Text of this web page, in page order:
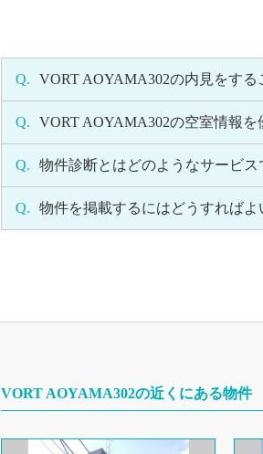
Q. VORT AOYAMA302の内見をする
Q. VORT AOYAMA302の空室情報
Q. 物件診断とはどのようなサービス
Q. 物件を掲載するにはどうすればよ
VORT AOYAMA302の近くにある物件